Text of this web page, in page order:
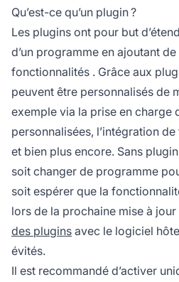
Qu’est-ce qu’un plugin ?
Les plugins ont pour but
d’un programme en ajoutant
fonctionnalités . Grâce aux
peuvent être personnalisés de
exemple via la prise en charge
personnalisées, l’intégration
et bien plus encore. Sans
soit changer de programme
soit espérer que la
lors de la prochaine mise à
des plugins avec le logiciel
évités.
Il est recommandé d’activer